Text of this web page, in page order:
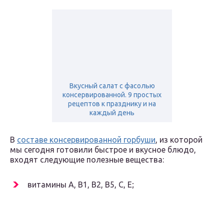
Вкусный салат с фасолью
консервированной. 9 простых
рецептов к празднику и на
каждый день
В составе консервированной горбуши, из которой
мы сегодня готовили быстрое и вкусное блюдо,
входят следующие полезные вещества:
витамины А, В1, В2, В5, С, Е;